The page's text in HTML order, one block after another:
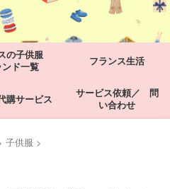
の子供服
ンド一覧
フランス生活
購サービス
サービス依頼／ 問
い合わせ
子供服 >